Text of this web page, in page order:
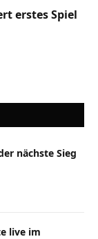
erstes Spiel
nächste Sieg
live im